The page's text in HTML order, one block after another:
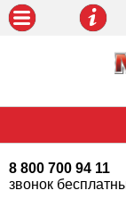
8 800 700 94 11
звонок